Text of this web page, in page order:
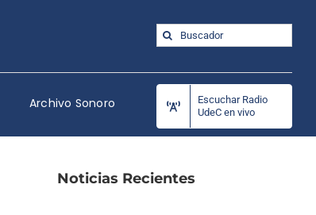
Buscar:
Archivo Sonoro
Escuchar Radio
UdeC en vivo
Noticias Recientes